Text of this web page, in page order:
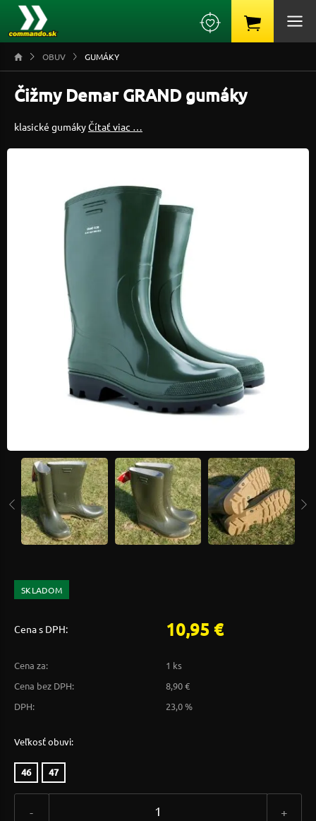
OBUV GUMÁKY
Čižmy Demar GRAND gumáky
klasické gumákyČítať viac …
SKLADOM
Cena s DPH: 10,95 €
Cena za:
1 ks
Cena bez DPH:
8,90 €
DPH:
23,0 %
Veľkosť obuvi:
46 47
- +